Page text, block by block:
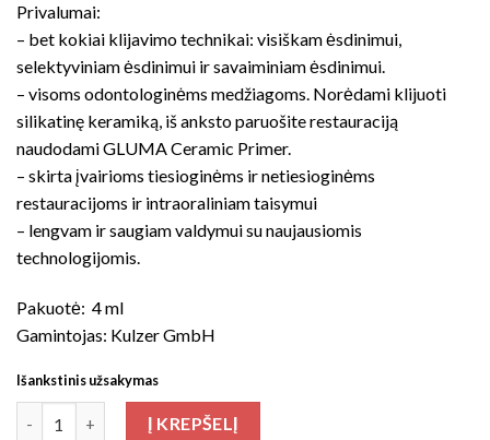
Privalumai:
– bet kokiai klijavimo technikai: visiškam ėsdinimui,
selektyviniam ėsdinimui ir savaiminiam ėsdinimui.
– visoms odontologinėms medžiagoms. Norėdami klijuoti
silikatinę keramiką, iš anksto paruošite restauraciją
naudodami GLUMA Ceramic Primer.
– skirta įvairioms tiesioginėms ir netiesioginėms
restauracijoms ir intraoraliniam taisymui
– lengvam ir saugiam valdymui su naujausiomis
technologijomis.
Pakuotė: 4 ml
Gamintojas: Kulzer GmbH
Išankstinis užsakymas
produkto kiekis: Gluma Bond Universal
Į KREPŠELĮ